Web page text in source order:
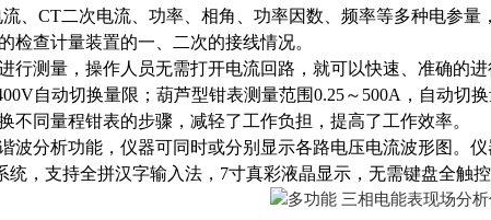
、CT二次电流、功率、相角、功率因数、频率等多种电参量
检查计量装置的一、二次的接线情况。
行测量，操作人员无需打开电流回路，就可以快速、准确的进
自动切换量限；葫芦型钳表测量范围0.25～500A，自动切
不同量程钳表的步骤，减轻了工作负担，提高了工作效率。
波分析功能，仪器可同时或分别显示各路电压电流波形图。
统，支持全拼汉字输入法，7寸真彩液晶显示，无需键盘全触